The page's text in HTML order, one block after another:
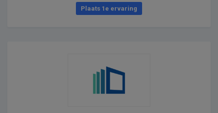
Plaats 1e ervaring